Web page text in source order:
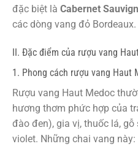
đặc biệt là Cabernet
các dòng vang đỏ Bordeaux.
II. Đặc điểm của rượu vang
1. Phong cách rượu vang Haut
Rượu vang Haut Medoc
hương thơm phức hợp của
đào đen), gia vị, thuốc lá,
violet. Những chai vang này: